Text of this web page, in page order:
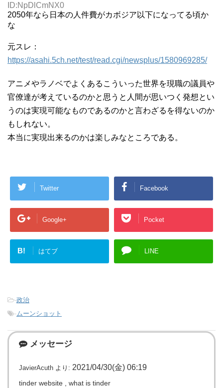
ID:NpDlCmNX0
2050年なら日本の人件費がカボジア以下になってる頃か
な
元スレ：
https://asahi.5ch.net/test/read.cgi/newsplus/1580969285/
アニメやラノベでよくあるこういった世界を現職の議員や
官僚達が考えているのかと思うと人間が思いつく発想とい
うのは実現可能なものであるのかと言わざるを得ないのか
もしれない。
本当に実現出来るのかは楽しみなところである。
Twitter Facebook
Google+ Pocket
B! はてブ LINE
-政治
-ムーンショット
メッセージ
JavierAcuth より: 2021/04/30(金) 06:19
tinder website , what is tinder